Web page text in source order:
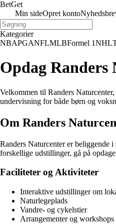
BetGet
Min sideOpret konto
Kategorier
NBAPGANFLMLBFormel 1NHL
Opdag Randers
Velkommen til Randers
undervisning for både børn og
Om Randers
Randers Naturcenter er beliggende
forskellige udstillinger, gå på
Faciliteter og Aktiviteter
Interaktive udstillinger om
Naturlegeplads
Vandre- og cykelstier
Arrangementer og workshops